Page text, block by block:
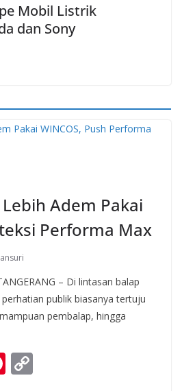
Mobil Listrik
dan Sony
Adem Pakai
Performa Max
– Di lintasan balap
publik biasanya tertuju
pembalap, hingga
Pi